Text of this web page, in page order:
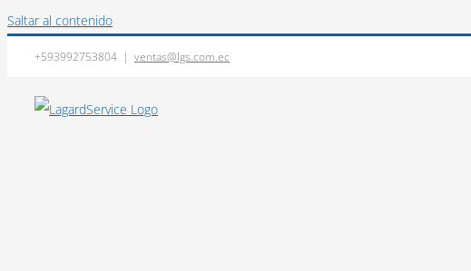
Saltar al contenido
+593992753804 | ventas@lgs.com.ec